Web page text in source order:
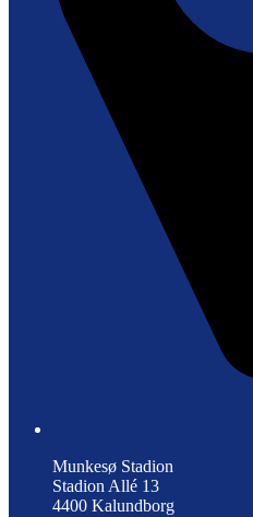
Munkesø Stadion
Stadion Allé 13
4400 Kalundborg